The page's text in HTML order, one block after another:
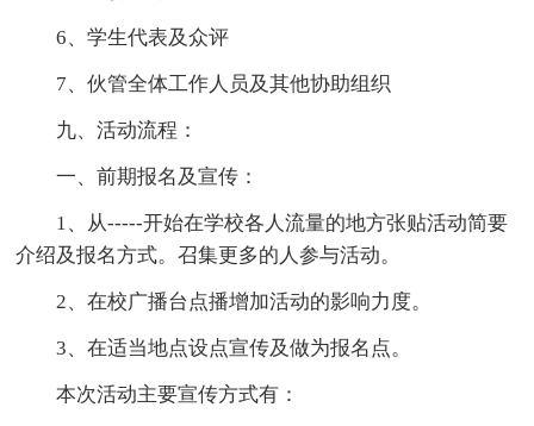
6、学生代表及众评
7、伙管全体工作人员及其他协助组织
九、活动流程：
一、前期报名及宣传：
1、从-----开始在学校各人流量的地方张贴活动简要
介绍及报名方式。召集更多的人参与活动。
2、在校广播台点播增加活动的影响力度。
3、在适当地点设点宣传及做为报名点。
本次活动主要宣传方式有：